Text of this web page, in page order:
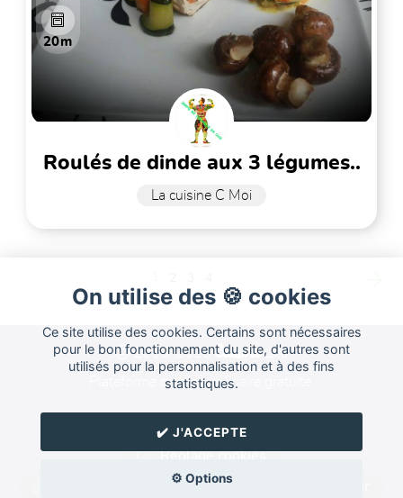
20m
roulés de dinde aux 3 légumes..
La cuisine C Moi
On utilise des 🍪 cookies
Ce site utilise des cookies. Certains sont nécessaires
pour le bon fonctionnement du site, d'autres sont
utilisés pour la personnalisation et à des fins
statistiques.
✔️ J'ACCEPTE
⚙️ Options
2015-2026CuisineLand
Plateforme de blog culinaire gratuite.
FAQ
Réglage cookies
Mot de passe oublié ?